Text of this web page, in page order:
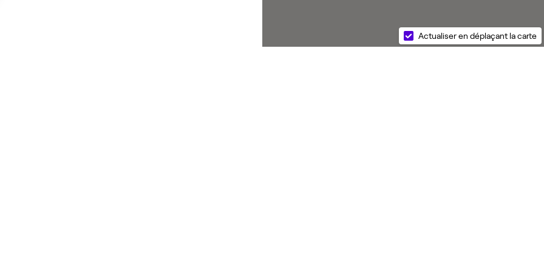
Actualiser en déplaçant la carte
de confidentialité, en garantissant la conformité avec les réglementations. Personnalisez vos préférences pour